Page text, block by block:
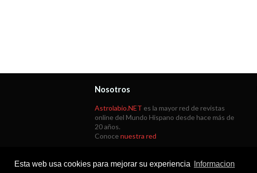
Esta web usa cookies para mejorar su experiencia Informacion
Nosotros
Astrolabio.NET es la mayor red de revistas
online del Mundo Hispano desde hace más de
20 años.
Conoce nuestra red
Copyright © 1998 -2026